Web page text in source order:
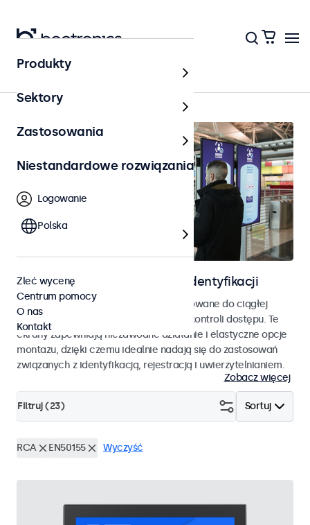
Strona główna
Ekrany do kontroli dostępu i identyfikacji
Monitory i ekrany dotykowe zaprojektowane do ciągłej
pracy i płynnej integracji z systemami kontroli dostępu. Te
ekrany zapewniają niezawodne działanie i elastyczne opcje
montażu, dzięki czemu idealnie nadają się do zastosowań
związanych z identyfikacją, rejestracją i uwierzytelnianiem.
Zobacz więcej
Sortuj
Filtruj (23)
RCA EN50155 Wyczyść
Produkty
Sektory
Zastosowania
Niestandardowe rozwiązania
Logowanie
Polska
Zleć wycenę
Centrum pomocy
O nas
Kontakt